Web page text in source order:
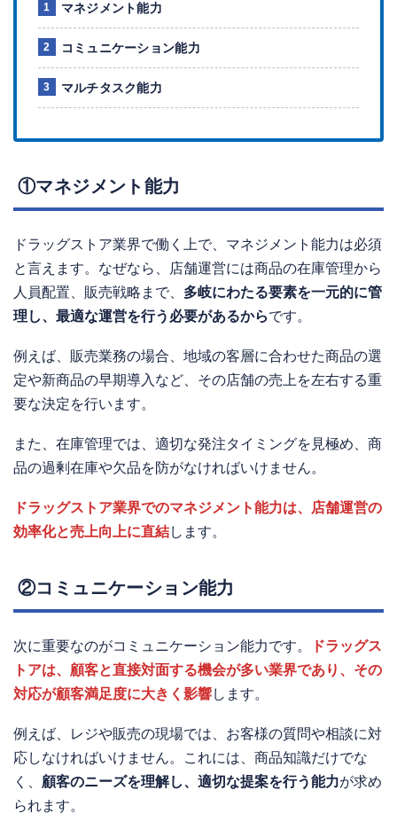
マネジメント能力
コミュニケーション能力
マルチタスク能力
①マネジメント能力
ドラッグストア業界で働く上で、マネジメント能力は必須
と言えます。なぜなら、店舗運営には商品の在庫管理から
人員配置、販売戦略まで、 多岐にわたる要素を一元的に管
理し、最適な運営を行う必要があるからです。
例えば、販売業務の場合、地域の客層に合わせた商品の選
定や新商品の早期導入など、その店舗の売上を左右する重
要な決定を行います。
また、在庫管理では、適切な発注タイミングを見極め、商
品の過剰在庫や欠品を防がなければいけません。
ドラッグストア業界でのマネジメント能力は、店舗運営の
効率化と売上向上に直結します。
②コミュニケーション能力
次に重要なのがコミュニケーション能力です。
ドラッグス
トアは、顧客と直接対面する機会が多い業界であり、その
対応が顧客満足度に大きく影響します。
例えば、レジや販売の現場では、お客様の質問や相談に対
応しなければいけません。これには、商品知識だけでな
く、 顧客のニーズを理解し、適切な提案を行う能力が求め
られます。